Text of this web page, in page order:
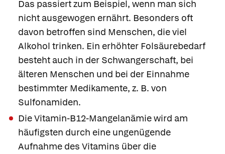
Das passiert zum Beispiel, wenn man sich
nicht ausgewogen ernährt. Besonders oft
davon betroffen sind Menschen, die viel
Alkohol trinken. Ein erhöhter Folsäurebedarf
besteht auch in der Schwangerschaft, bei
älteren Menschen und bei der Einnahme
bestimmter Medikamente, z. B. von
Sulfonamiden.
DieVitamin-B12-Mangelanämiewird am
häufigsten durch eine ungenügende
Aufnahme des Vitamins über die